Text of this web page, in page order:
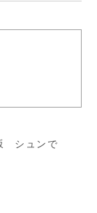
シュンで